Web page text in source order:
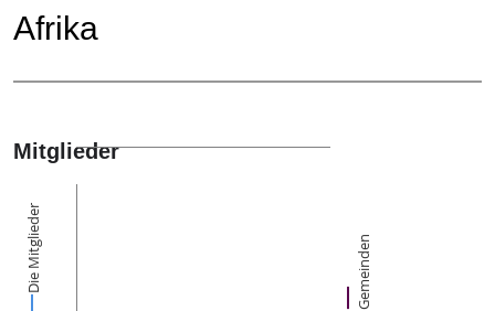
Afrika
Mitglieder
Die Mitglieder Gemeinden